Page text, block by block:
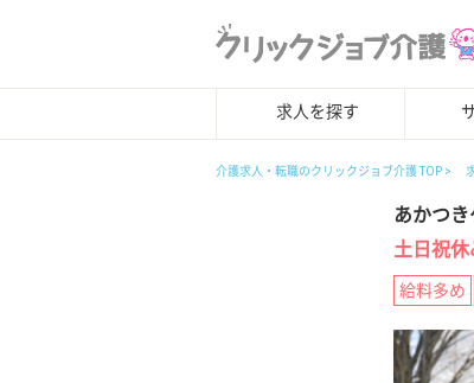
求人を探す
介護求人・転職のクリックジョブ介護 TOP
あかつ
土日祝
給料多め